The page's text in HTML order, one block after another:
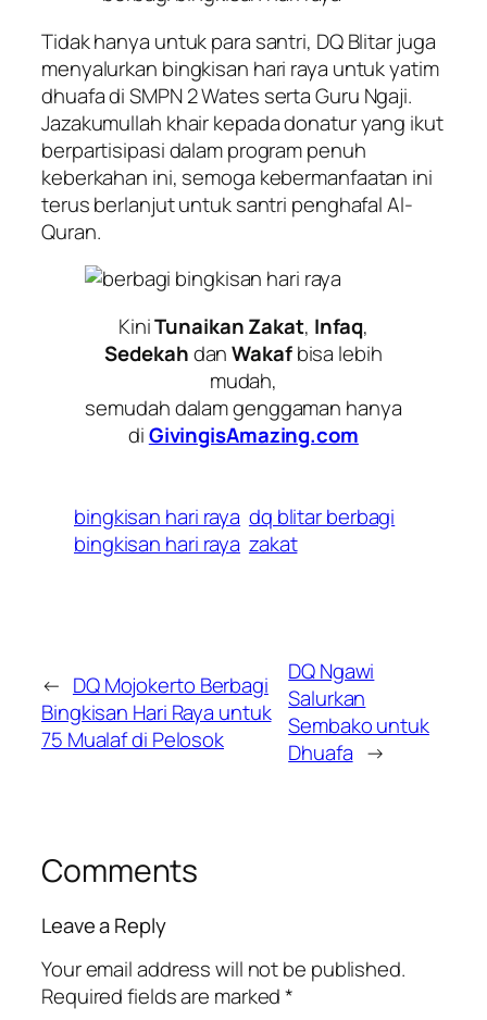
Tidak hanya untuk para santri, DQ Blitar juga
menyalurkan bingkisan hari raya untuk yatim
dhuafa di SMPN 2 Wates serta Guru Ngaji.
Jazakumullah khair kepada donatur yang ikut
berpartisipasi dalam program penuh
keberkahan ini, semoga kebermanfaatan ini
terus berlanjut untuk santri penghafal Al-
Quran.
KiniTunaikan Zakat, Infaq,
SedekahdanWakafbisa lebih
mudah,
semudah dalam genggaman hanya
diGivingisAmazing.com
bingkisan hari raya dq blitar berbagi
bingkisan hari raya zakat
← DQ Mojokerto Berbagi
Bingkisan Hari Raya untuk
75 Mualaf di Pelosok
DQ Ngawi
Salurkan
Sembako untuk
Dhuafa →
Comments
Leave a Reply
Your email address will not be published.
Required fields are marked*